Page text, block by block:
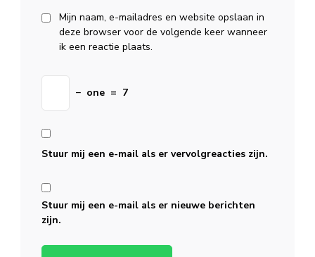
Mijn naam, e-mailadres en website opslaan in
deze browser voor de volgende keer wanneer
ik een reactie plaats.
− one = 7
Stuur mij een e-mail als er vervolgreacties zijn.
Stuur mij een e-mail als er nieuwe berichten
zijn.